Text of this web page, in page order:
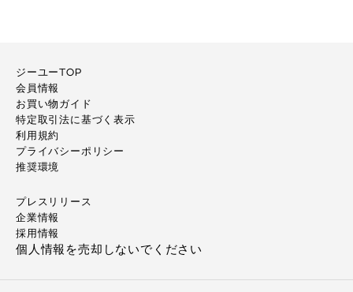
ジーユーTOP
会員情報
お買い物ガイド
特定取引法に基づく表示
利用規約
プライバシーポリシー
推奨環境
プレスリリース
企業情報
採用情報
個人情報を売却しないでください